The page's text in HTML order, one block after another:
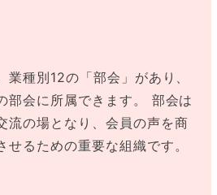
種別12の「部会」があり、
部会に所属できます。 部会は
流の場となり、会員の声を商
るための重要な組織です。